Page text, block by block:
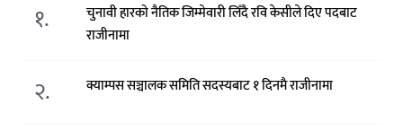
१.
चुनावी हारको नैतिक जिम्मेवारी लिँदै रवि केसीले दिए पदबाट
राजीनामा
२. क्याम्पस सञ्चालक समिति सदस्यबाट १ दिनमै राजीनामा